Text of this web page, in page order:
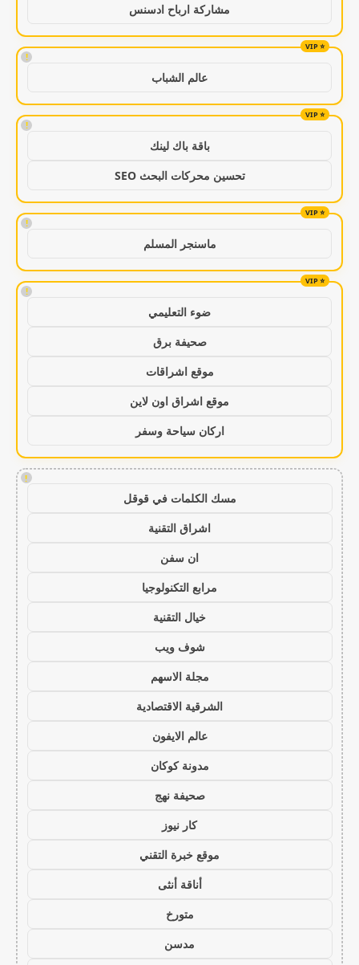
مشاركة ارباح ادسنس
!
عالم الشباب
!
باقة باك لينك
تحسين محركات البحث SEO
!
ماسنجر المسلم
!
ضوء التعليمي
صحيفة برق
موقع اشراقات
موقع اشراق اون لاين
اركان سياحة وسفر
!
مسك الكلمات في قوقل
اشراق التقنية
ان سفن
مرابع التكنولوجيا
خيال التقنية
شوف ويب
مجلة الاسهم
الشرقية الاقتصادية
عالم الايفون
مدونة كوكان
صحيفة نهج
كار نيوز
موقع خبرة التقني
أناقة أنثى
متورخ
مدسن